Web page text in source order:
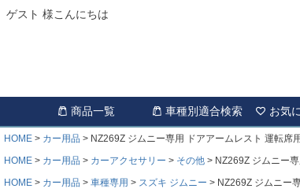
ゲスト 様こんにちは
商品一覧 車種別適合検索 お気
HOME カー用品
NZ269Z ジムニー専用 ドアアームレスト 運転席
HOME
カー用品 カーアクセサリー その他
NZ269Z ジムニー
HOME
カー用品 車種専用 スズキ ジムニー NZ269Z ジムニー